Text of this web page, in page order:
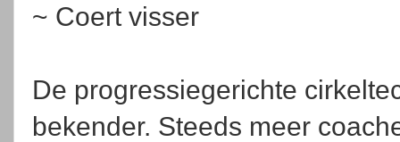
~ Coert visser
De progressiegerichte
bekender. Steeds meer